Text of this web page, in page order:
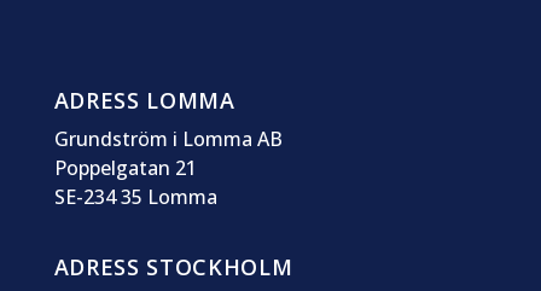
ADRESS LOMMA
Grundström i Lomma AB
Poppelgatan 21
SE-234 35 Lomma
ADRESS STOCKHOLM